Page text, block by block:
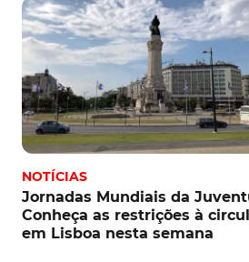
NOTÍCIAS
Jornadas Mundiais da
Conheça as restrições à
em Lisboa nesta semana